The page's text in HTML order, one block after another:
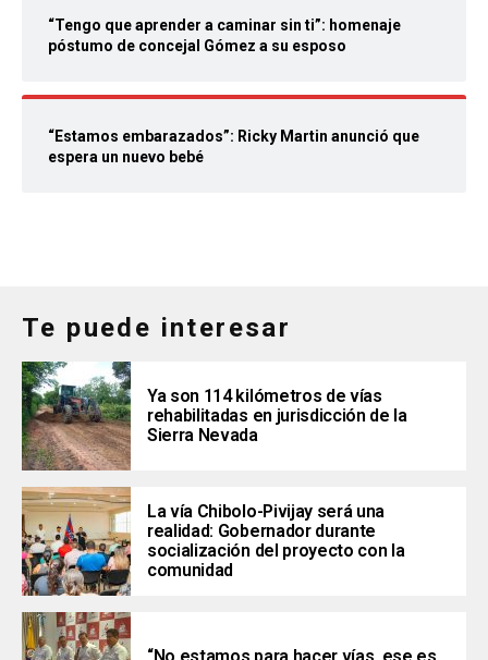
“Tengo que aprender a caminar sin ti”: homenaje
póstumo de concejal Gómez a su esposo
“Estamos embarazados”: Ricky Martin anunció que
espera un nuevo bebé
Te puede interesar
Ya son 114 kilómetros de vías
rehabilitadas en jurisdicción de la
Sierra Nevada
La vía Chibolo-Pivijay será una
realidad: Gobernador durante
socialización del proyecto con la
comunidad